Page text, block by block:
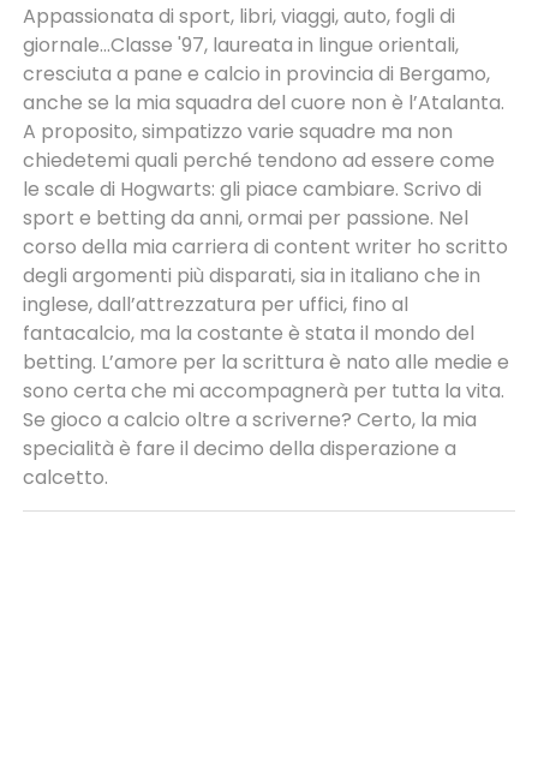
Appassionata di sport, libri, viaggi, auto, fogli di
giornale...Classe '97, laureata in lingue orientali,
cresciuta a pane e calcio in provincia di Bergamo,
anche se la mia squadra del cuore non è l’Atalanta.
A proposito, simpatizzo varie squadre ma non
chiedetemi quali perché tendono ad essere come
le scale di Hogwarts: gli piace cambiare. Scrivo di
sport e betting da anni, ormai per passione. Nel
corso della mia carriera di content writer ho scritto
degli argomenti più disparati, sia in italiano che in
inglese, dall’attrezzatura per uffici, fino al
fantacalcio, ma la costante è stata il mondo del
betting. L’amore per la scrittura è nato alle medie e
sono certa che mi accompagnerà per tutta la vita.
Se gioco a calcio oltre a scriverne? Certo, la mia
specialità è fare il decimo della disperazione a
calcetto.